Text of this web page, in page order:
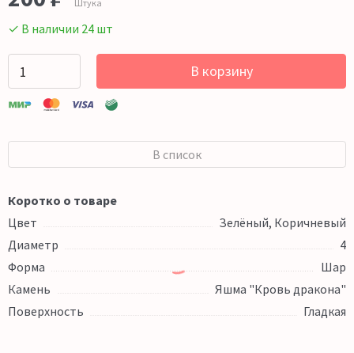
Штука
✓ В наличии 24 шт
В корзину
В список
Коротко о товаре
Цвет
Зелёный, Коричневый
Диаметр
4
Форма
Шар
Камень
Яшма "Кровь дракона"
Поверхность
Гладкая